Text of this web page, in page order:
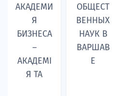
АКАДЕМИ
Я
БИЗНЕСА
–
АКАДЕМІ
Я TA
ОБЩЕСТ
ВЕННЫХ
НАУК В
ВАРШАВ
Е